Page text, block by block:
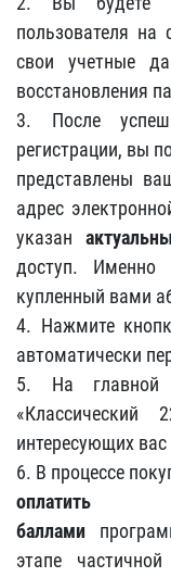
пользователя на
свои учетные
восстановления
3. После
регистрации, вы
представлены
адрес
указан
доступ. Именно
купленный вами
4. Нажмите
автоматически
5. На главной
интересующих вас
6. В процессе
оплатить
баллами
этапе